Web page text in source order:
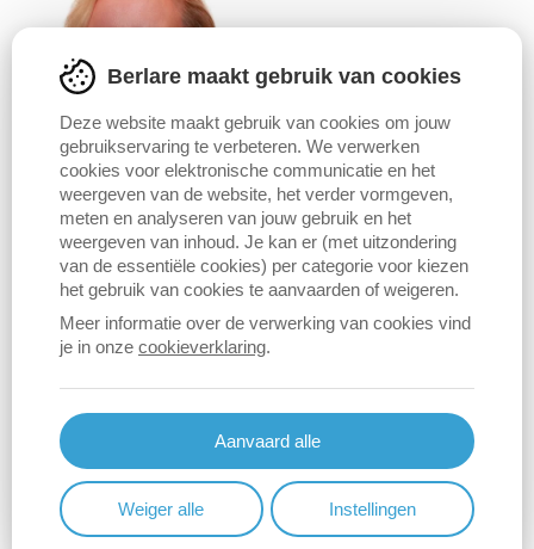
Katja Gabriëls
Anders
Burgemeester
Voorzitter vast bureau
katja.gabriels@berlare.be
Spreekuur:
Bevoegdheden:
burgemeester politie brandweer
Berlare maakt gebruik van cookies
Deze website maakt gebruik van cookies om jouw
gebruikservaring te verbeteren. We verwerken
cookies voor elektronische communicatie en het
weergeven van de website, het verder vormgeven,
meten en analyseren van jouw gebruik en het
weergeven van inhoud. Je kan er (met uitzondering
van de essentiële cookies) per categorie voor kiezen
het gebruik van cookies te aanvaarden of weigeren.
Meer informatie over de verwerking van cookies vind
je in onze cookieverklaring.
Aanvaard alle
Weiger alle Instellingen